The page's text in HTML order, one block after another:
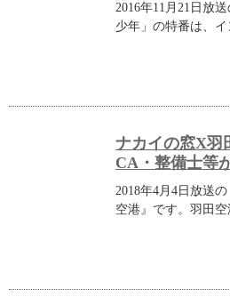
2016年11月21日放
少年」の特番は、
ナカイの窓X羽
CA・整備士等
2018年4月4日放送
空港』です。羽田